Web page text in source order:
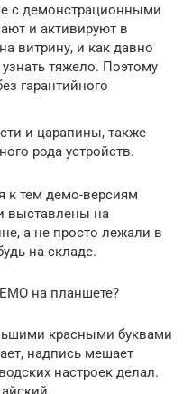
с демонстрационными
и активируют в
витрину, и как давно
тяжело. Поэтому
гарантийного
и царапины, также
рода устройств.
к тем демо-версиям
выставлены на
а не просто лежали в
на складе.
на планшете?
красными буквами
надпись мешает
настроек делал.